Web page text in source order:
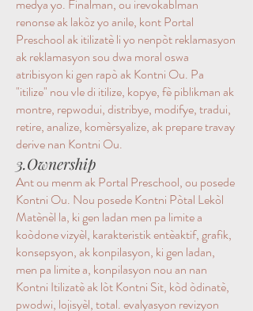
medya yo. Finalman, ou irevokablman
renonse ak lakòz yo anile, kont Portal
Preschool ak itilizatè li yo nenpòt reklamasyon
ak reklamasyon sou dwa moral oswa
atribisyon ki gen rapò ak Kontni Ou. Pa
"itilize" nou vle di itilize, kopye, fè piblikman ak
montre, repwodui, distribye, modifye, tradui,
retire, analize, komèrsyalize, ak prepare travay
derive nan Kontni Ou.
3.Ownership
Ant ou menm ak Portal Preschool, ou posede
Kontni Ou. Nou posede Kontni Pòtal Lekòl
Matènèl la, ki gen ladan men pa limite a
koòdone vizyèl, karakteristik entèaktif, grafik,
konsepsyon, ak konpilasyon, ki gen ladan,
men pa limite a, konpilasyon nou an nan
Kontni Itilizatè ak lòt Kontni Sit, kòd òdinatè,
pwodwi, lojisyèl, total. evalyasyon revizyon